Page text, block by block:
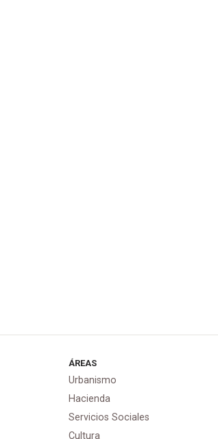
ÁREAS
Urbanismo
Hacienda
Servicios Sociales
Cultura